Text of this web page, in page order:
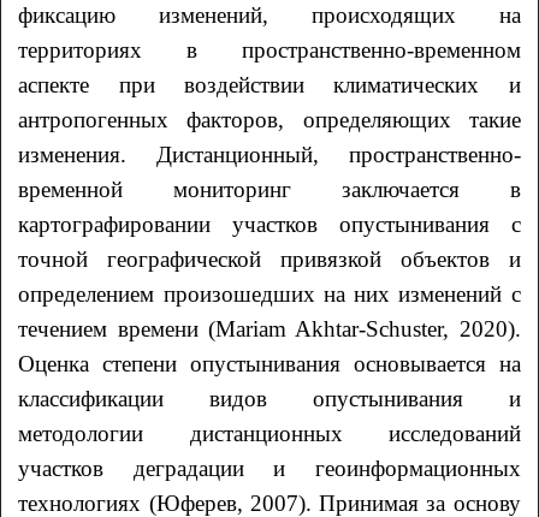
фиксацию изменений, происходящих на
территориях в пространственно-временном
аспекте при воздействии климатических и
антропогенных факторов, определяющих такие
изменения. Дистанционный, пространственно-
временной мониторинг заключается в
картографировании участков опустынивания с
точной географической привязкой объектов и
определением произошедших на них изменений с
течением времени (Mariam Akhtar-Schuster, 2020).
Оценка степени опустынивания основывается на
классификации видов опустынивания и
методологии дистанционных исследований
участков деградации и геоинформационных
технологиях (Юферев, 2007). Принимая за основу